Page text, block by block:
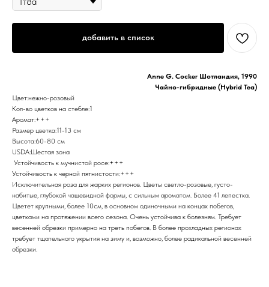
добавить в список
Anne G. Cocker Шотландия, 1990
Чайно-гибридные (Hybrid Tea)
Цвет:нежно-розовый
Кол-во цветков на стебле:1
Аромат:+++
Размер цветка:11-13 см
Высота:60-80 см
USDA:Шестая зона
Устойчивость к мучнистой росе:+++
Устойчивость к черной пятнистости:+++
Исключительная роза для жарких регионов. Цветы светло-розовые, густо-
набитые, глубокой чашевидной формы, с сильным ароматом. Более 41 лепестка.
Цветет крупными, более 10см, в основном одиночными на концах побегов,
цветками на протяжении всего сезона. Очень устойчива к болезням. Требует
весенней обрезки примерно на треть побегов. В более прохладных регионах
требует тщательного укрытия на зиму и, возможно, более радикальной весенней
обрезки.